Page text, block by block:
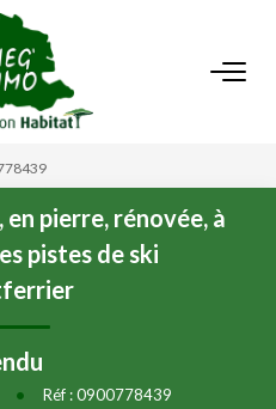
UN BIEN
RECHERCHE
pierre, rénovée, à
pistes de ski
• Réf : 0900778439